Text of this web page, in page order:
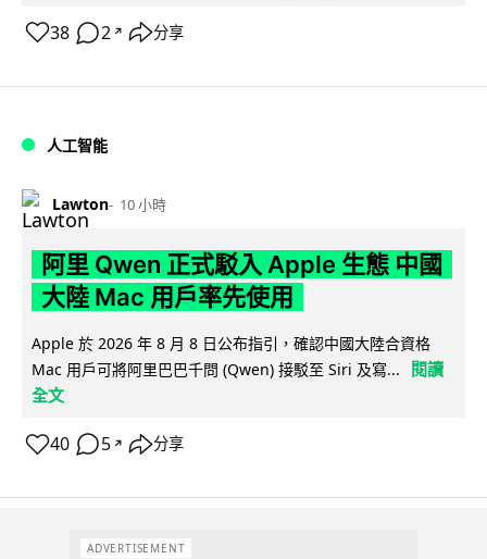
38 2 ↗ 分享
人工智能
Lawton 10 小時
阿里 Qwen 正式駁入 Apple 生態 中國
大陸 Mac 用戶率先使用
Apple 於 2026 年 8 月 8 日公布指引，確認中國大陸合資格
Mac 用戶可將阿里巴巴千問 (Qwen) 接駁至 Siri 及寫...
閱讀
全文
40 5 ↗ 分享
ADVERTISEMENT